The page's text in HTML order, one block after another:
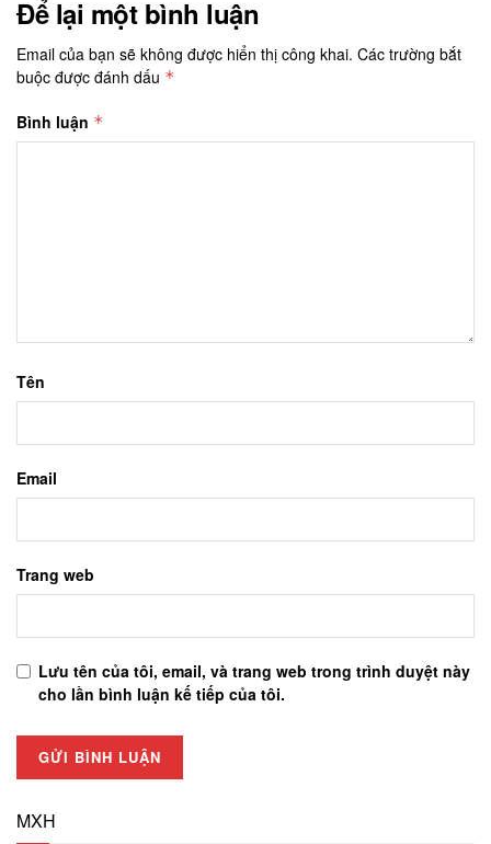
Để lại một bình luận
Email của bạn sẽ không được hiển thị công khai. Các trường bắt
buộc được đánh dấu *
Bình luận *
Tên
Email
Trang web
Lưu tên của tôi, email, và trang web trong trình duyệt này
cho lần bình luận kế tiếp của tôi.
MXH